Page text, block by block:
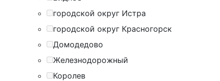
городской округ Истра
городской округ Красногорск
Домодедово
Железнодорожный
Королев